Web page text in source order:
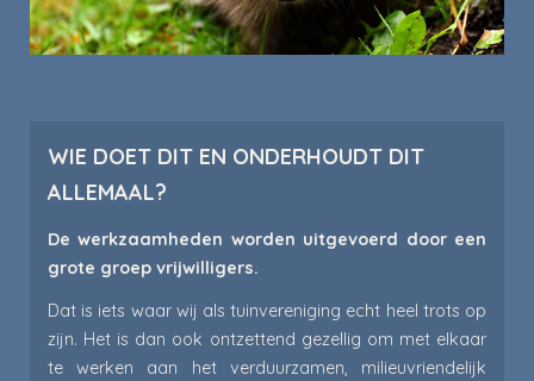
WIE DOET DIT EN ONDERHOUDT DIT
ALLEMAAL?
De werkzaamheden worden uitgevoerd door een
grote groep vrijwilligers.
Dat is iets waar wij als tuinvereniging echt heel trots op
zijn. Het is dan ook ontzettend gezellig om met elkaar
te werken aan het verduurzamen, milieuvriendelijk